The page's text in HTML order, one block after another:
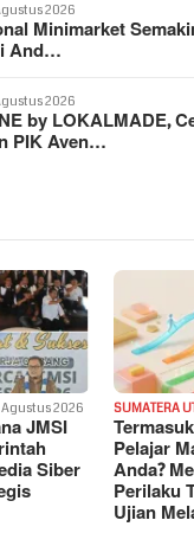
2026
Minimarket
And…
2026
by LOKALMADE,
PIK Aven…
Agustus 2026
JMSI
Siber
SUMATERA
Pelajar
Anda?
Perilaku
Ujian